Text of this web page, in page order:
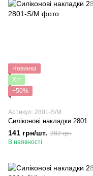
Новинка
Хіт
−50%
Артикул: 2801-S/M
Силіконові накладки 2801
141 грн/шт. 282 грн
В наявності